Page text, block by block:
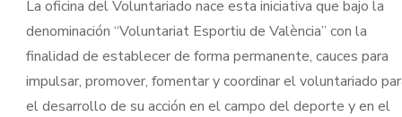
La oficina del Voluntariado nace esta iniciativa que bajo la
denominación “Voluntariat Esportiu de València” con la
finalidad de establecer de forma permanente, cauces para
impulsar, promover, fomentar y coordinar el voluntariado
el desarrollo de su acción en el campo del deporte y en el